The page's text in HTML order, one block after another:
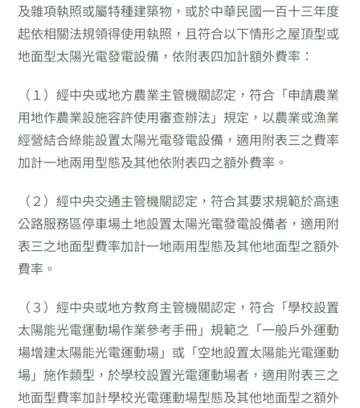
及雜項執照或屬特種建築物，或於中華民國一百十三年度
起依相關法規領得使用執照，且符合以下情形之屋頂型或
地面型太陽光電發電設備，依附表四加計額外費率：
（１）經中央或地方農業主管機關認定，符合「申請農業
用地作農業設施容許使用審查辦法」規定，以農業或漁業
經營結合綠能設置太陽光電發電設備，適用附表三之費率
加計一地兩用型態及其他依附表四之額外費率。
（２）經中央交通主管機關認定，符合其要求規範於高速
公路服務區停車場土地設置太陽光電發電設備者，適用附
表三之地面型費率加計一地兩用型態及其他地面型之額外
費率。
（３）經中央或地方教育主管機關認定，符合「學校設置
太陽能光電運動場作業參考手冊」規範之「一般戶外運動
場增建太陽能光電運動場」或「空地設置太陽能光電運動
場」施作類型，於學校設置光電運動場者，適用附表三之
地面型費率加計學校光電運動場型態及其他地面型之額外